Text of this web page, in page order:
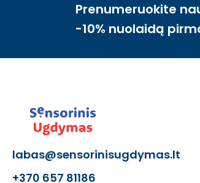
Prenumeruokite
-10% nuolaidą
labas@sensorinisugdymas.lt
+370 657 81186